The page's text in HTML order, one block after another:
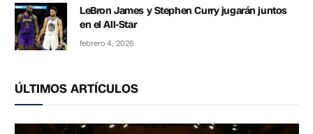
LeBron James y Stephen Curry jugarán juntos
en el All-Star
febrero 4, 2026
ÚLTIMOS ARTÍCULOS